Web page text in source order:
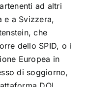
ad altri
e a Svizzera,
che
dello SPID, o i
Europea in
di soggiorno,